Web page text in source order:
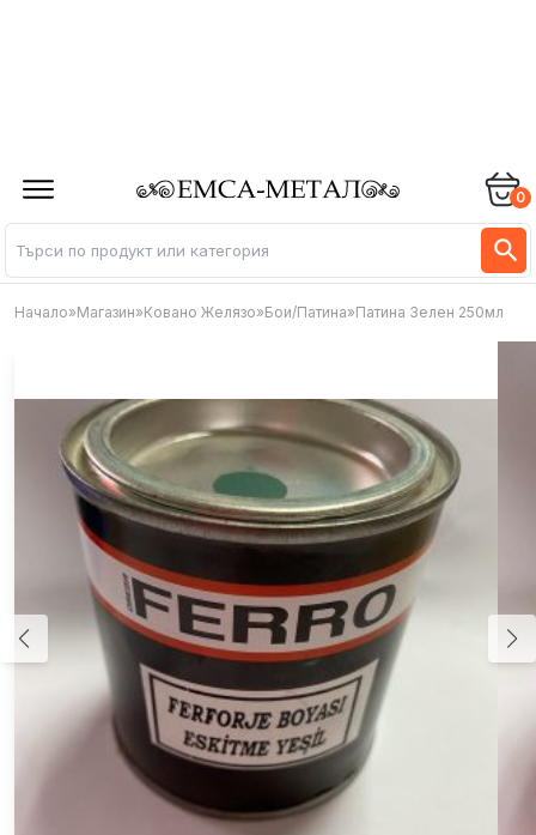
0
Начало»Магазин»Ковано Желязо»Бои/Патина»Патина Зелен 250мл